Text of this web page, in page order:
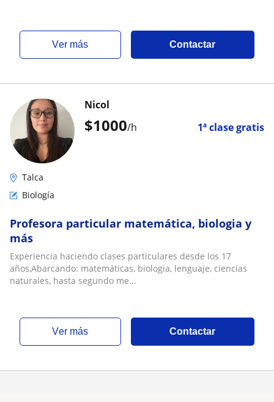
ver más Contactar
$1000/h 1ª clase gratis
Nicol
Talca
Biología
Profesora particular matemática, biologia y
más
Experiencia haciendo clases particulares desde los 17
años,Abarcando: matemáticas, biologia, lenguaje, ciencias
naturales, hasta segundo me...
ver más Contactar